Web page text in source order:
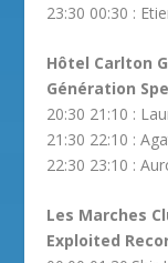
23:30 00:30 :
Hôtel Carlton
Génération
20:30 21:10 :
21:30 22:10 :
22:30 23:10 :
Les Marches
Exploited